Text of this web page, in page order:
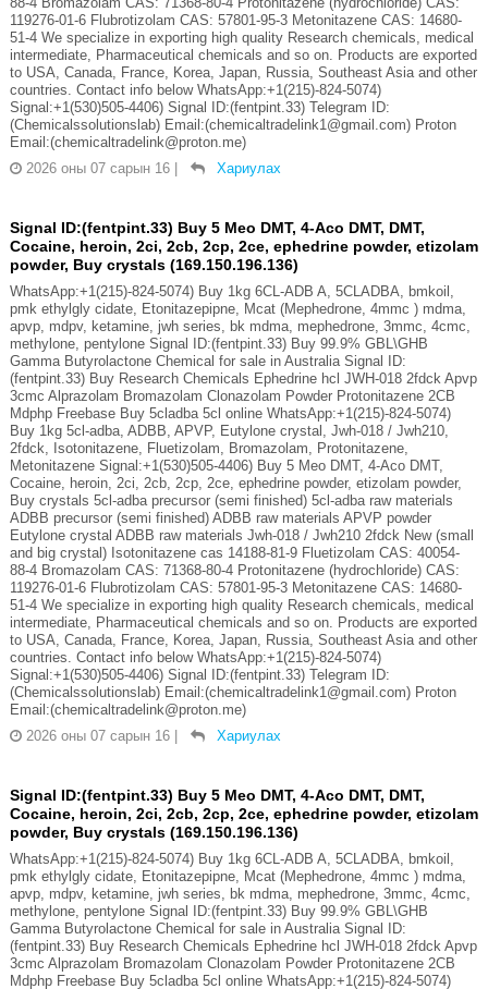
119276-01-6 Flubrotizolam CAS: 57801-95-3 Metonitazene CAS: 14680-
51-4 We specialize in exporting high quality Research chemicals, medical
intermediate, Pharmaceutical chemicals and so on. Products are exported
to USA, Canada, France, Korea, Japan, Russia, Southeast Asia and other
countries. Contact info below WhatsApp:+1(215)-824-5074)
Signal:+1(530)505-4406) Signal ID:(fentpint.33) Telegram ID:
(Chemicalssolutionslab) Email:(chemicaltradelink1@gmail.com) Proton
Email:(chemicaltradelink@proton.me)
2026 оны 07 сарын 16
Хариулах
Signal ID:(fentpint.33) Buy 5 Meo DMT, 4-Aco DMT, DMT,
Cocaine, heroin, 2ci, 2cb, 2cp, 2ce, ephedrine powder, etizolam
powder, Buy crystals (169.150.196.136)
WhatsApp:+1(215)-824-5074) Buy 1kg 6CL-ADB A, 5CLADBA, bmkoil,
pmk ethylgly cidate, Etonitazepipne, Mcat (Mephedrone, 4mmc ) mdma,
apvp, mdpv, ketamine, jwh series, bk mdma, mephedrone, 3mmc, 4cmc,
methylone, pentylone Signal ID:(fentpint.33) Buy 99.9% GBL\GHB
Gamma Butyrolactone Chemical for sale in Australia Signal ID:
(fentpint.33) Buy Research Chemicals Ephedrine hcl JWH-018 2fdck Apvp
3cmc Alprazolam Bromazolam Clonazolam Powder Protonitazene 2CB
Mdphp Freebase Buy 5cladba 5cl online WhatsApp:+1(215)-824-5074)
Buy 1kg 5cl-adba, ADBB, APVP, Eutylone crystal, Jwh-018 / Jwh210,
2fdck, Isotonitazene, Fluetizolam, Bromazolam, Protonitazene,
Metonitazene Signal:+1(530)505-4406) Buy 5 Meo DMT, 4-Aco DMT,
Cocaine, heroin, 2ci, 2cb, 2cp, 2ce, ephedrine powder, etizolam powder,
Buy crystals 5cl-adba precursor (semi finished) 5cl-adba raw materials
ADBB precursor (semi finished) ADBB raw materials APVP powder
Eutylone crystal ADBB raw materials Jwh-018 / Jwh210 2fdck New (small
and big crystal) Isotonitazene cas 14188-81-9 Fluetizolam CAS: 40054-
88-4 Bromazolam CAS: 71368-80-4 Protonitazene (hydrochloride) CAS:
119276-01-6 Flubrotizolam CAS: 57801-95-3 Metonitazene CAS: 14680-
51-4 We specialize in exporting high quality Research chemicals, medical
intermediate, Pharmaceutical chemicals and so on. Products are exported
to USA, Canada, France, Korea, Japan, Russia, Southeast Asia and other
countries. Contact info below WhatsApp:+1(215)-824-5074)
Signal:+1(530)505-4406) Signal ID:(fentpint.33) Telegram ID:
(Chemicalssolutionslab) Email:(chemicaltradelink1@gmail.com) Proton
Email:(chemicaltradelink@proton.me)
2026 оны 07 сарын 16
Хариулах
Signal ID:(fentpint.33) Buy 5 Meo DMT, 4-Aco DMT, DMT,
Cocaine, heroin, 2ci, 2cb, 2cp, 2ce, ephedrine powder, etizolam
powder, Buy crystals (169.150.196.136)
WhatsApp:+1(215)-824-5074) Buy 1kg 6CL-ADB A, 5CLADBA, bmkoil,
pmk ethylgly cidate, Etonitazepipne, Mcat (Mephedrone, 4mmc ) mdma,
apvp, mdpv, ketamine, jwh series, bk mdma, mephedrone, 3mmc, 4cmc,
methylone, pentylone Signal ID:(fentpint.33) Buy 99.9% GBL\GHB
Gamma Butyrolactone Chemical for sale in Australia Signal ID:
(fentpint.33) Buy Research Chemicals Ephedrine hcl JWH-018 2fdck Apvp
3cmc Alprazolam Bromazolam Clonazolam Powder Protonitazene 2CB
Mdphp Freebase Buy 5cladba 5cl online WhatsApp:+1(215)-824-5074)